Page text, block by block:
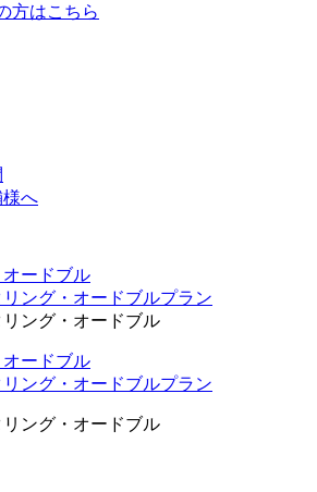
方はこちら
へ
ードブル
ング・オードブルプラン
ング・オードブル
ードブル
ング・オードブルプラン
ング・オードブル